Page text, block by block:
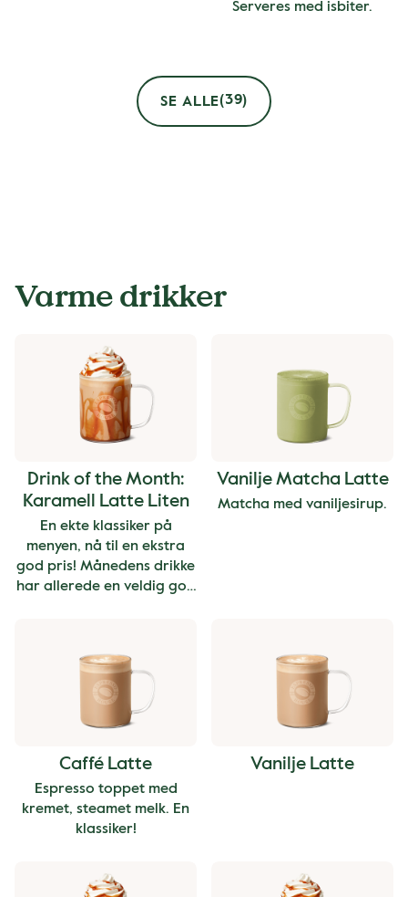
Serveres med isbiter.
SE ALLE(39)
Varme drikker
Drink of the Month:
Karamell Latte Liten
En ekte klassiker på
menyen, nå til en ekstra
god pris! Månedens drikke
har allerede en veldig god
Prisen gjelder for liten
størrelse.
Vanilje Matcha Latte
Matcha med vaniljesirup.
Caffé Latte
Espresso toppet med
kremet, steamet melk. En
klassiker!
Vanilje Latte